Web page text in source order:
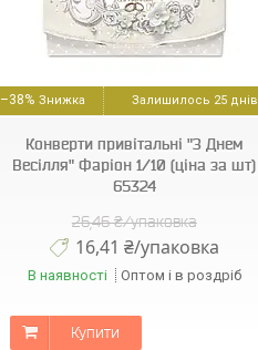
–38% Залишилось 25 днів
Конверти привітальні "З Днем
Весілля" Фаріон 1/10 (ціна за шт)
65324
26,46 ₴/упаковка
16,41 ₴/упаковка
В наявності Оптом і в роздріб
Купити